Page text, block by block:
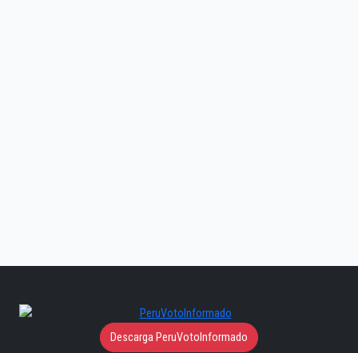
Descarga PeruVotoInformado